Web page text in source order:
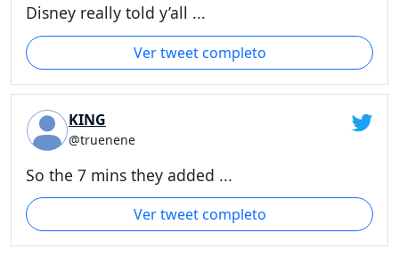
Disney really told y’all ...
Ver tweet completo
KING
@truenene
So the 7 mins they added ...
Ver tweet completo